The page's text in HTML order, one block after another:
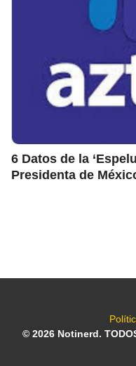
6 Datos de la
Presidenta de
© 2026 Notinerd.